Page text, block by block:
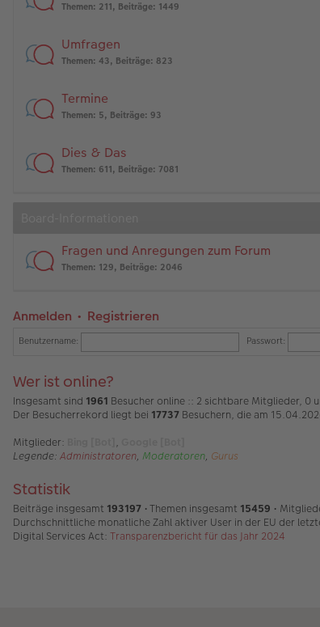
Themen: 211, Beiträge: 1449
Umfragen
Themen: 43, Beiträge: 823
Termine
Themen: 5, Beiträge: 93
Dies & Das
Themen: 611, Beiträge: 7081
Fragen und Anregungen zum Forum
Themen: 129, Beiträge: 2046
Anmelden • Registrieren
Benutzername: Passwort:
Wer ist online?
Insgesamt sind 1961 Besucher online :: 2 sichtbare Mitglieder, 0
Der Besucherrekord liegt bei 17737 Besuchern, die am
Mitglieder:
,
Legende: Administratoren, Moderatoren, Gurus
Statistik
Beiträge insgesamt 193197 • Themen insgesamt 15459 •
Durchschnittliche monatliche Zahl aktiver User in der EU der
Digital Services Act: Transparenzbericht für das Jahr 2024